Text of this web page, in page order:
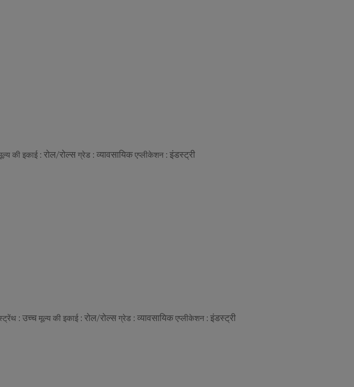
की इकाई : रोल/रोल्स ग्रेड : व्यावसायिक एप्लीकेशन : इंडस्ट्री
: उच्च मूल्य की इकाई : रोल/रोल्स ग्रेड : व्यावसायिक एप्लीकेशन : इंडस्ट्री